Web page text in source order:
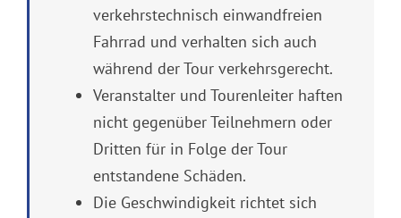
verkehrstechnisch einwandfreien
Fahrrad und verhalten sich auch
während der Tour verkehrsgerecht.
Veranstalter und Tourenleiter haften
nicht gegenüber Teilnehmern oder
Dritten für in Folge der Tour
entstandene Schäden.
Die Geschwindigkeit richtet sich